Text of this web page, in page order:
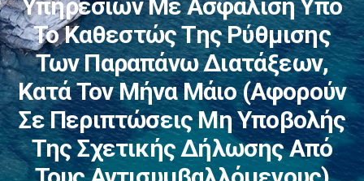
Υπηρεσιών Με Ασφάλιση Υπό
Το Καθεστώς Της Ρύθμισης
Των Παραπάνω Διατάξεων,
Κατά Τον Μήνα Μάιο (αφορούν
Σε Περιπτώσεις Μη Υποβολής
Της Σχετικής Δήλωσης Από